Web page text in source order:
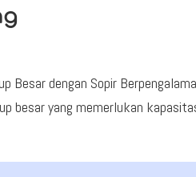
Besar dengan Sopir
besar yang memerlukan